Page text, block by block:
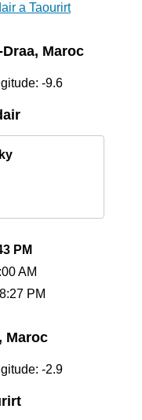
a Taourirt
Maroc
-9.6
PM
AM
PM
Maroc
-2.9